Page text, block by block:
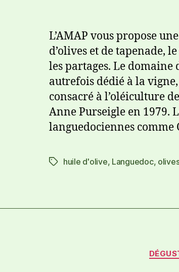
L’AMAP vous propose
d’olives et de tapenade,
les partages. Le domaine
autrefois dédié à la
consacré à l’oléiculture
Anne Purseigle en 1979.
languedociennes
huile d'olive, Languedoc,